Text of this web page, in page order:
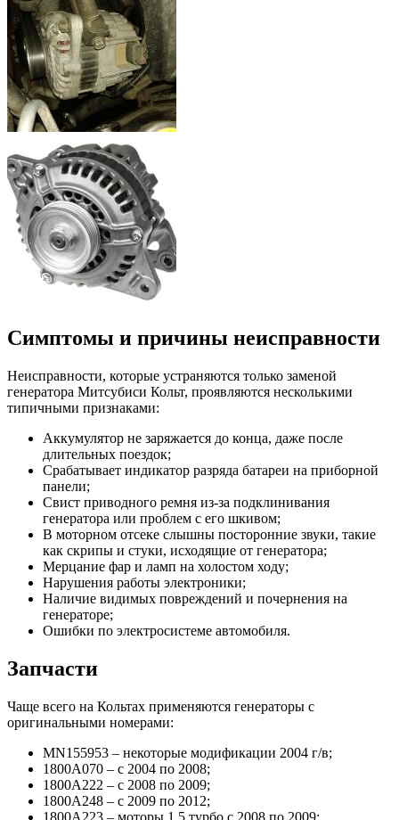
Симптомы и причины неисправности
Неисправности, которые устраняются только заменой
генератора Митсубиси Кольт, проявляются несколькими
типичными признаками:
Аккумулятор не заряжается до конца, даже после
длительных поездок;
Срабатывает индикатор разряда батареи на приборной
панели;
Свист приводного ремня из-за подклинивания
генератора или проблем с его шкивом;
В моторном отсеке слышны посторонние звуки, такие
как скрипы и стуки, исходящие от генератора;
Мерцание фар и ламп на холостом ходу;
Нарушения работы электроники;
Наличие видимых повреждений и почернения на
генераторе;
Ошибки по электросистеме автомобиля.
Запчасти
Чаще всего на Кольтах применяются генераторы с
оригинальными номерами:
MN155953 – некоторые модификации 2004 г/в;
1800A070 – с 2004 по 2008;
1800A222 – с 2008 по 2009;
1800A248 – с 2009 по 2012;
1800A223 – моторы 1.5 турбо с 2008 по 2009;